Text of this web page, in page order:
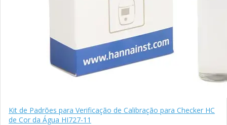
Kit de Padrões para Verificação de Calibração para Checker HC
de Cor da Água HI727-11